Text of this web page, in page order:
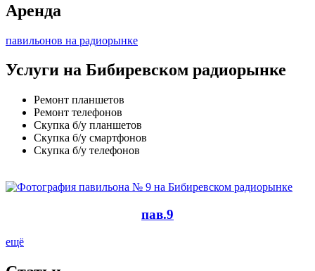
Аренда
павильонов на радиорынке
Услуги на Бибиревском радиорынке
Ремонт планшетов
Ремонт телефонов
Скупка б/у планшетов
Скупка б/у смартфонов
Скупка б/у телефонов
пав.9
ещё